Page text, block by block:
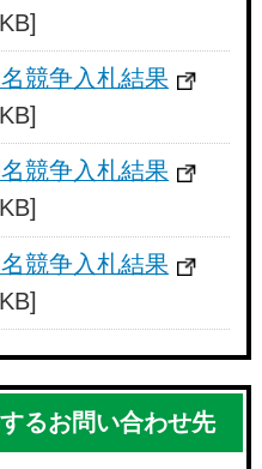
競争入札結果
競争入札結果
競争入札結果
るお問い合わせ先